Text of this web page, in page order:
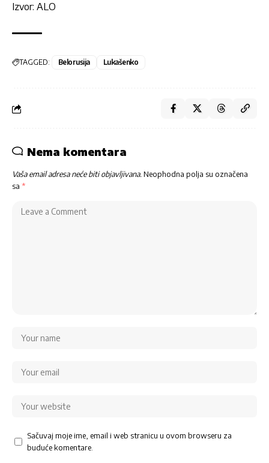
Izvor: ALO
TAGGED: Belorusija Lukašenko
Nema komentara
Vaša email adresa neće biti objavljivana. Neophodna polja su označena
sa *
Sačuvaj moje ime, email i web stranicu u ovom browseru za
buduće komentare.